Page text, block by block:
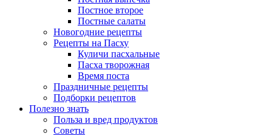
Постное второе
Постные салаты
Новогодние рецепты
Рецепты на Пасху
Куличи пасхальные
Пасха творожная
Время поста
Праздничные рецепты
Подборки рецептов
Полезно знать
Польза и вред продуктов
Советы